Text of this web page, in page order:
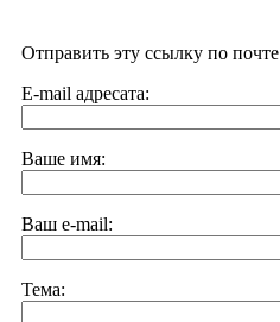
Отправить эту ссылку по почте
E-mail адресата:
Ваше имя:
Ваш e-mail:
Тема: